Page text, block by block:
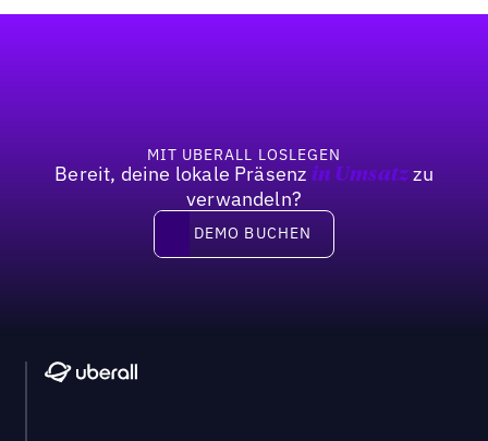
MIT UBERALL LOSLEGEN
Bereit, deine lokale Präsenz in Umsatzzu
verwandeln?
DEMO BUCHEN
DEMO BUCHEN